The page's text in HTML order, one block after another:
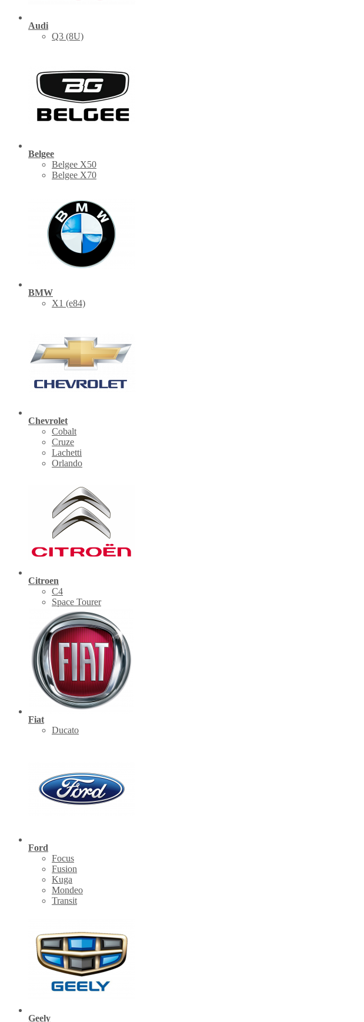
Audi
Q3 (8U)
Belgee
Belgee X50
Belgee X70
BMW
X1 (е84)
Chevrolet
Cobalt
Cruze
Lachetti
Orlando
Citroen
C4
Space Tourer
Fiat
Ducato
Ford
Focus
Fusion
Kuga
Mondeo
Transit
Geely